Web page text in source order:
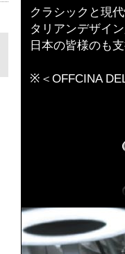
クラシックと現
タリアンデザイ
日本の皆様のも
※＜OFFCINA